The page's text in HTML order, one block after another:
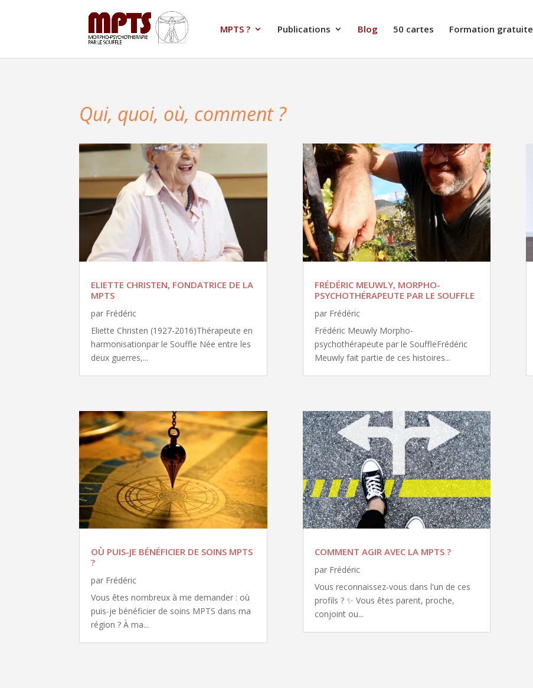
MPTS ? Publications Blog 50 cartes Formation gratuite
Qui, quoi, où, comment ?
ELIETTE CHRISTEN, FONDATRICE DE LA
MPTS
par Frédéric
Eliette Christen (1927-2016)Thérapeute en
harmonisationpar le Souffle Née entre les
deux guerres,...
OÙ PUIS-JE BÉNÉFICIER DE SOINS MPTS
?
par Frédéric
Vous êtes nombreux à me demander : où
puis-je bénéficier de soins MPTS dans ma
région ? À ma...
FRÉDÉRIC MEUWLY, MORPHO-
PSYCHOTHÉRAPEUTE PAR LE SOUFFLE
par Frédéric
Frédéric Meuwly Morpho-
psychothérapeute par le SouffleFrédéric
Meuwly fait partie de ces histoires...
COMMENT AGIR AVEC LA MPTS ?
par Frédéric
Vous reconnaissez-vous dans l'un de ces
profils ? ✨ Vous êtes parent, proche,
conjoint ou...